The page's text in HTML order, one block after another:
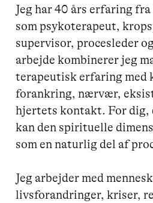
Jeg har 40 års erfaring
som psykoterapeut,
supervisor, procesleder
arbejde kombinerer jeg
terapeutisk erfaring med
forankring, nærvær,
hjertets kontakt. For dig,
kan den spirituelle
som en naturlig del af
Jeg arbejder med
livsforandringer, kriser,